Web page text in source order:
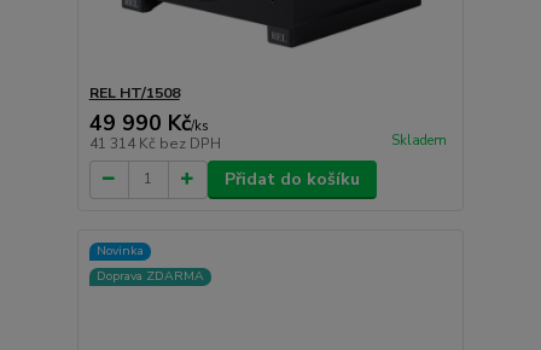
REL HT/1508
49 990 Kč/ks
41 314 Kč bez DPH Skladem
Přidat do košíku
Novinka
Doprava ZDARMA